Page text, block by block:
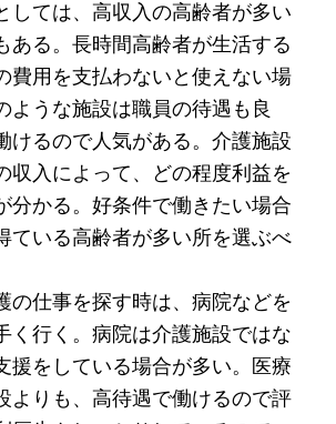
しては、高収入の高齢者が多い
ある。長時間高齢者が生活する
費用を支払わないと使えない場
ような施設は職員の待遇も良
けるので人気がある。介護施設
収入によって、どの程度利益を
分かる。好条件で働きたい場合
ている高齢者が多い所を選ぶべ
の仕事を探す時は、病院などを
く行く。病院は介護施設ではな
援をしている場合が多い。医療
よりも、高待遇で働けるので評